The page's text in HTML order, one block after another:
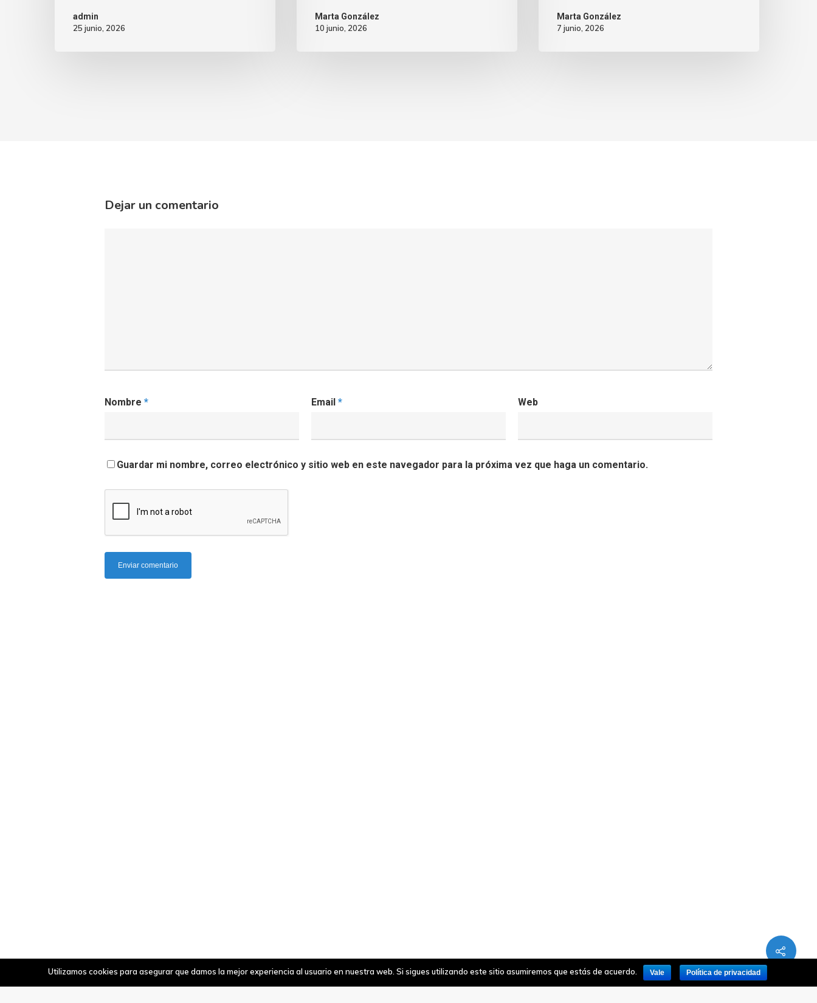
admin
25 junio, 2026
Marta González
10 junio, 2026
Marta González
7 junio, 2026
Dejar un comentario
Nombre * Email * Web
Guardar mi nombre, correo electrónico y sitio web en este navegador para la próxima vez que haga un comentario.
Utilizamos cookies para asegurar que damos la mejor experiencia al usuario en nuestra web. Si sigues utilizando este sitio asumiremos que estás de acuerdo. Vale Política de privacidad